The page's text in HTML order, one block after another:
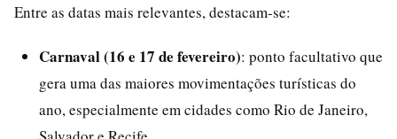
Entre as datas mais relevantes, destacam-se:
Carnaval (16 e 17 de fevereiro): ponto facultativo que
gera uma das maiores movimentações turísticas do
ano, especialmente em cidades como Rio de Janeiro,